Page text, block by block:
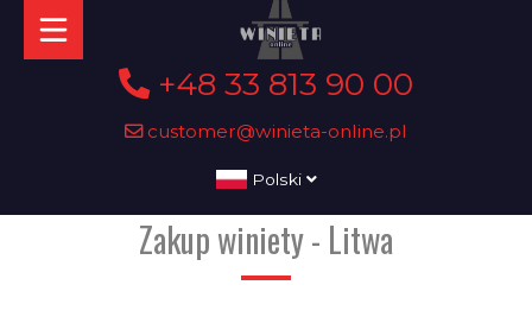
+48 33 813 90 00
customer@winieta-online.pl
Polski
Zakup winiety - Litwa